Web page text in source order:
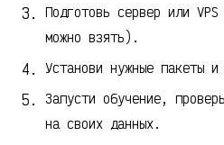
Подготовь сервер или
можно взять).
Установи нужные пакеты и
Запусти обучение,
на своих данных.